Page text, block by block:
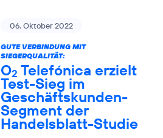
06. Oktober 2022
GUTE VERBINDUNG MIT
SIEGERQUALITÄT:
O2 Telefónica erzielt
Test-Sieg im
Geschäftskunden-
Segment der
Handelsblatt-Studie